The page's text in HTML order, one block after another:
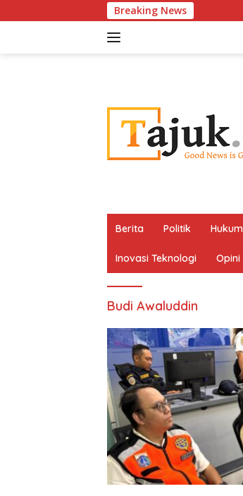
ke
Breaking News
Berita Politik Hukum
Inovasi Teknologi Opini
Budi Awaluddin